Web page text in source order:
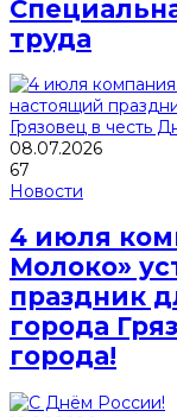
труда
08.07.2026
67
Новости
4 июля
Молоко»
праздник
города
города!